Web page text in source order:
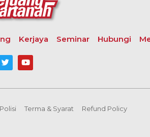
Kerjaya Seminar Hubungi
Terma & Syarat Refund Policy